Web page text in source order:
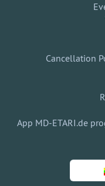
Cancellation
App MD-ETARI.de